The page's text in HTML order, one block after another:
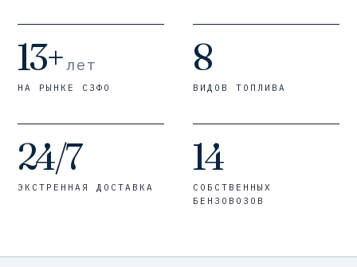
13+лет
НА РЫНКЕ СЗФО
8
ВИДОВ ТОПЛИВА
24/7
ЭКСТРЕННАЯ ДОСТАВКА
14
СОБСТВЕННЫХ
БЕНЗОВОЗОВ